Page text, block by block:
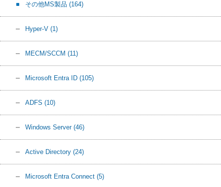
その他MS製品 (164)
Hyper-V (1)
MECM/SCCM (11)
Microsoft Entra ID (105)
ADFS (10)
Windows Server (46)
Active Directory (24)
Microsoft Entra Connect (5)